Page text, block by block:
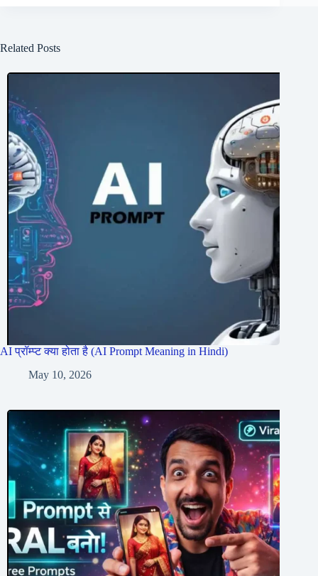
Related Posts
AI प्रॉम्प्ट क्या होता है (AI Prompt Meaning in Hindi)
May 10, 2026